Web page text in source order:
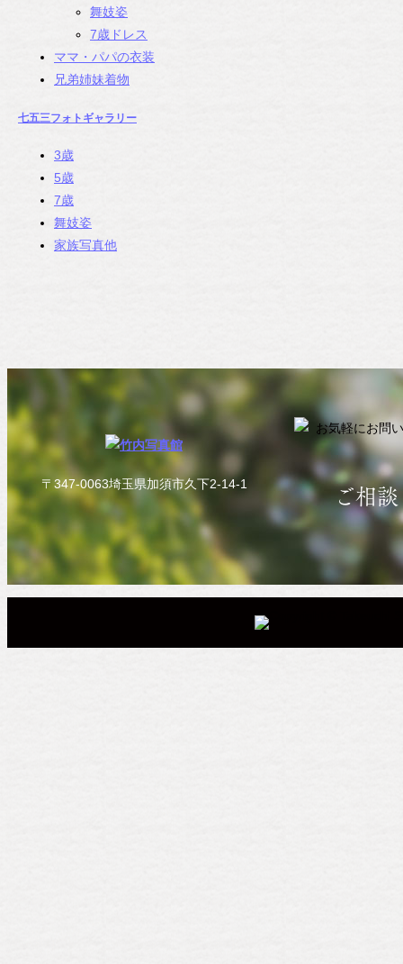
舞妓姿
7歳ドレス
ママ・パパの衣装
兄弟姉妹着物
七五三フォトギャラリー
3歳
5歳
7歳
舞妓姿
家族写真他
〒347-0063埼玉県加須市久下2-14-1
ご相